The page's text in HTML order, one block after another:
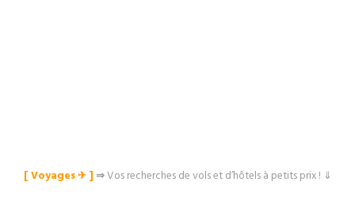
[ Voyages ✈︎ ]⇒Vos recherches de vols et d’hôtels à petits prix ! ⇓